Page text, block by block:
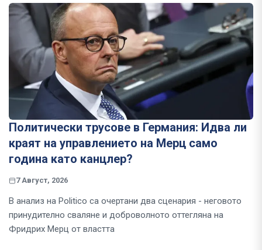
Политически трусове в Германия: Идва ли
краят на управлението на Мерц само
година като канцлер?
7 Август, 2026
В анализ на Politico са очертани два сценария - неговото
принудително сваляне и доброволното оттегляна на
Фридрих Мерц от властта